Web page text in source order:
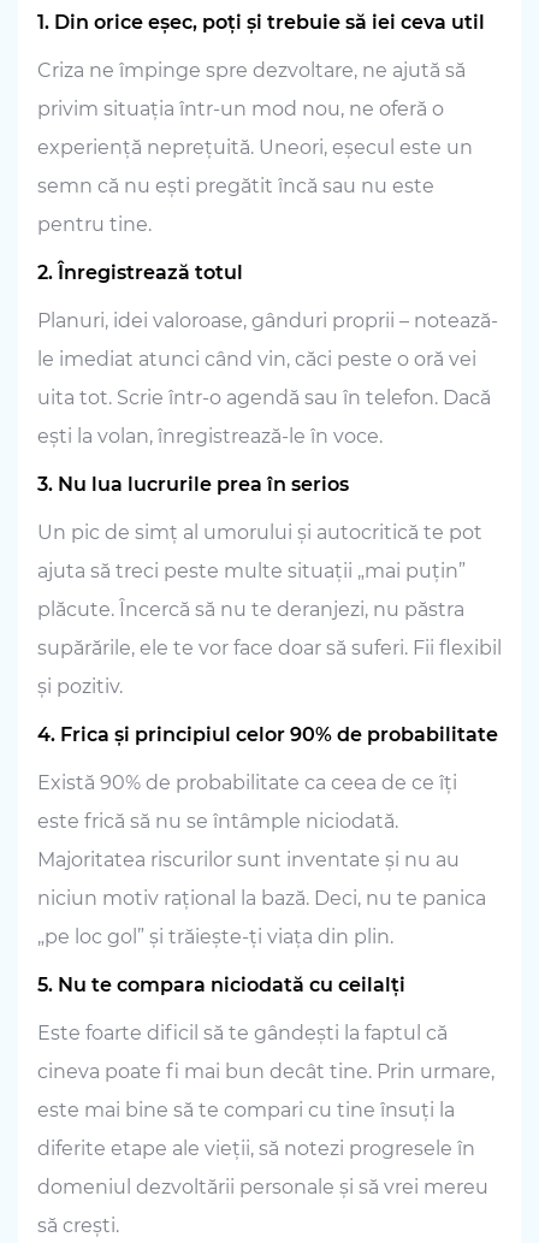
1. Din orice eșec, poți și trebuie să iei ceva util
Criza ne împinge spre dezvoltare, ne ajută să
privim situația într-un mod nou, ne oferă o
experiență neprețuită. Uneori, eșecul este un
semn că nu ești pregătit încă sau nu este
pentru tine.
2. Înregistrează totul
Planuri, idei valoroase, gânduri proprii – notează-
le imediat atunci când vin, căci peste o oră vei
uita tot. Scrie într-o agendă sau în telefon. Dacă
ești la volan, înregistrează-le în voce.
3. Nu lua lucrurile prea în serios
Un pic de simț al umorului și autocritică te pot
ajuta să treci peste multe situații „mai puțin”
plăcute. Încercă să nu te deranjezi, nu păstra
supărările, ele te vor face doar să suferi. Fii flexibil
și pozitiv.
4. Frica și principiul celor 90% de probabilitate
Există 90% de probabilitate ca ceea de ce îți
este frică să nu se întâmple niciodată.
Majoritatea riscurilor sunt inventate și nu au
niciun motiv rațional la bază. Deci, nu te panica
„pe loc gol” și trăiește-ți viața din plin.
5. Nu te compara niciodată cu ceilalți
Este foarte dificil să te gândești la faptul că
cineva poate fi mai bun decât tine. Prin urmare,
este mai bine să te compari cu tine însuți la
diferite etape ale vieții, să notezi progresele în
domeniul dezvoltării personale și să vrei mereu
să crești.